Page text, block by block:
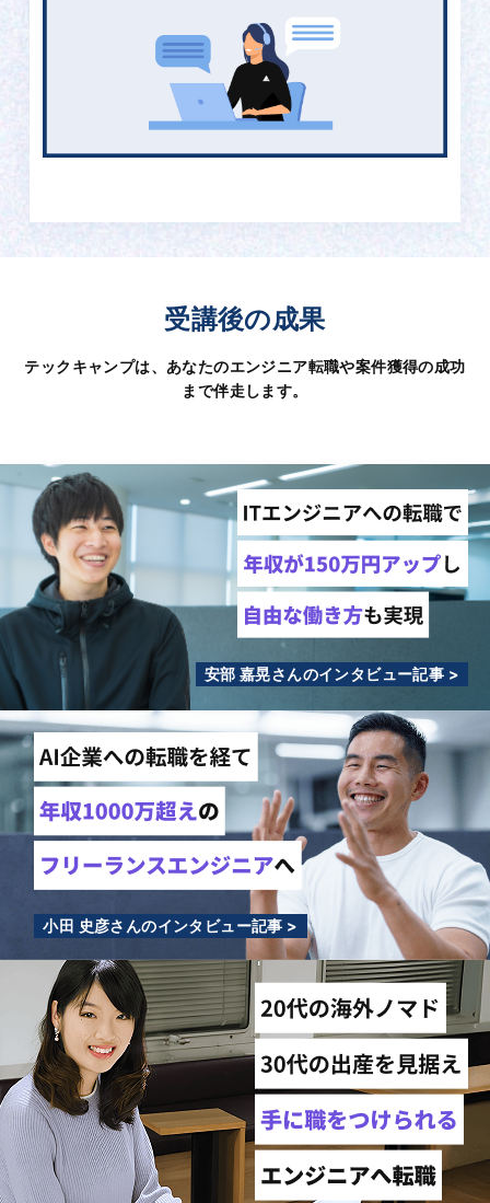
受講後の成果
テックキャンプは、あなたのエンジニア転職や案件獲得の成功
まで伴走します。
安部 嘉晃さんのインタビュー記事 >
小田 史彦さんのインタビュー記事 >